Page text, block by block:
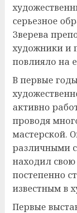
серьезное
Зверева
художники и
повлияло на
В первые
активно
проводя
мастерской.
различными
находил
постепенно
известным в
Первые